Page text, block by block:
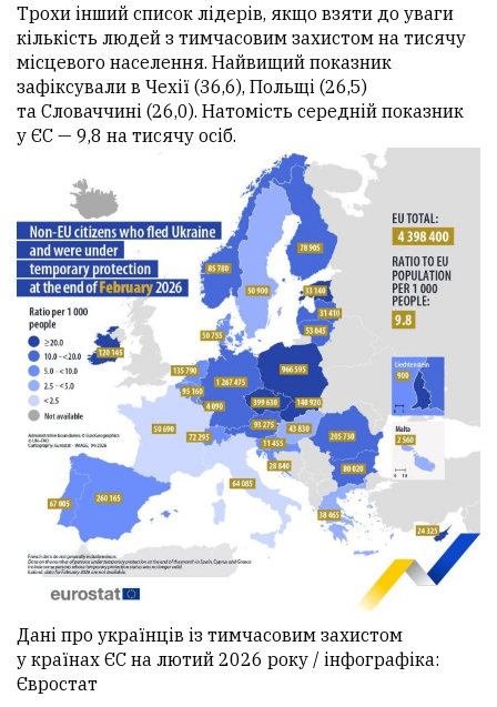
Трохи інший список лідерів, якщо взяти до уваги
кількість людей з тимчасовим захистом на тисячу
місцевого населення. Найвищий показник
зафіксували в Чехії (36,6), Польщі (26,5)
та Словаччині (26,0). Натомість середній показник
у ЄС — 9,8 на тисячу осіб.
Дані про українців із тимчасовим захистом
у країнах ЄС на лютий 2026 року / інфографіка:
Євростат